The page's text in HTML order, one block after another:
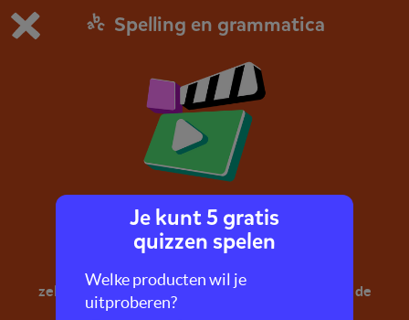
Dit is de gratis demo van Squla.
Bestel nu
0 1
Spelling en grammatica
Lidwoord en zelfstandig naamwoord
In dit filmpje leer je meer over lidwoorden en
zelfstandig naamwoorden. Speel de quiz en zoek de
goede woorden bij elkaar!
Je kunt 5 gratis
quizzen spelen
Welke producten wil je
uitproberen?